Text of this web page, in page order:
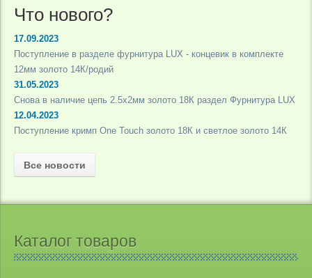
Что нового?
17.09.2023
Поступление в разделе фурнитура LUX - концевик в комплекте
12мм золото 14К/родий
31.05.2023
Снова в наличие цепь 2.5х2мм золото 18К раздел Фурнитура LUX
12.04.2023
Поступление кримп One Touch золото 18К и светлое золото 14К
Все новости
Каталог товаров